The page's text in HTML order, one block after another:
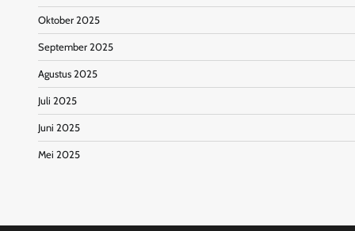
Oktober 2025
September 2025
Agustus 2025
Juli 2025
Juni 2025
Mei 2025